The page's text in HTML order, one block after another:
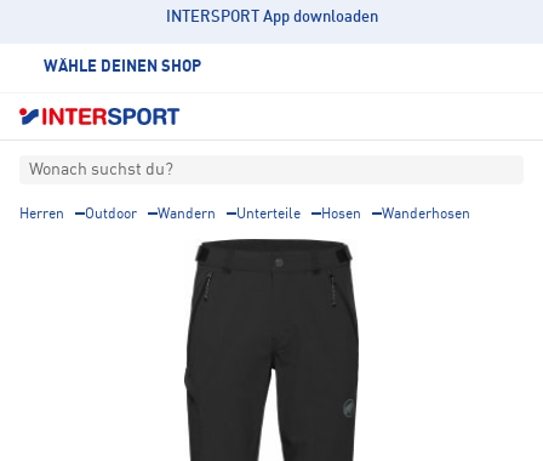
INTERSPORT App downloaden
WÄHLE DEINEN SHOP
Wonach suchst du?
Herren Outdoor Wandern Unterteile Hosen Wanderhosen